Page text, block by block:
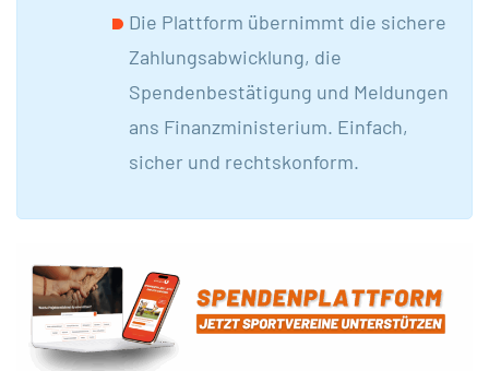
Die Plattform übernimmt die sichere
Zahlungsabwicklung, die
Spendenbestätigung und Meldungen
ans Finanzministerium. Einfach,
sicher und rechtskonform.